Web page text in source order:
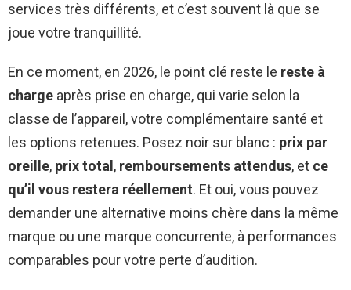
services très différents, et c’est souvent là que se
joue votre tranquillité.
En ce moment, en 2026, le point clé reste le reste à
charge après prise en charge, qui varie selon la
classe de l’appareil, votre complémentaire santé et
les options retenues. Posez noir sur blanc : prix par
oreille, prix total , remboursements attendus, et ce
qu’il vous restera réellement. Et oui, vous pouvez
demander une alternative moins chère dans la même
marque ou une marque concurrente, à performances
comparables pour votre perte d’audition.